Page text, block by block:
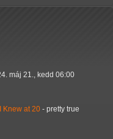
máj 21., kedd 06:00
Knew at 20 - pretty true